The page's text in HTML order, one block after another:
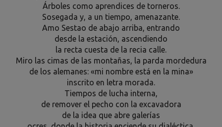
Árboles como aprendices de torneros.
Sosegada y, a un tiempo, amenazante.
Amo Sestao de abajo arriba, entrando
desde la estación, ascendiendo
la recta cuesta de la recia calle.
Miro las cimas de las montañas, la parda mordedura
de los alemanes: «mi nombre está en la mina»
inscrito en letra morada.
Tiempos de lucha interna,
de remover el pecho con la excavadora
de la idea que abre galerías